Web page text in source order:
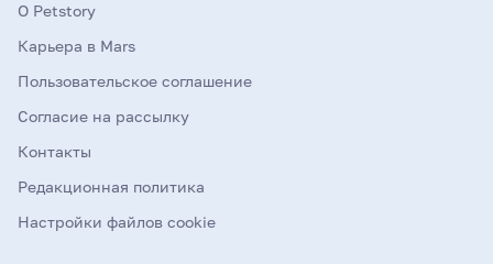
О Petstory
Карьера в Mars
Пользовательское соглашение
Согласие на рассылку
Контакты
Редакционная политика
Настройки файлов cookie